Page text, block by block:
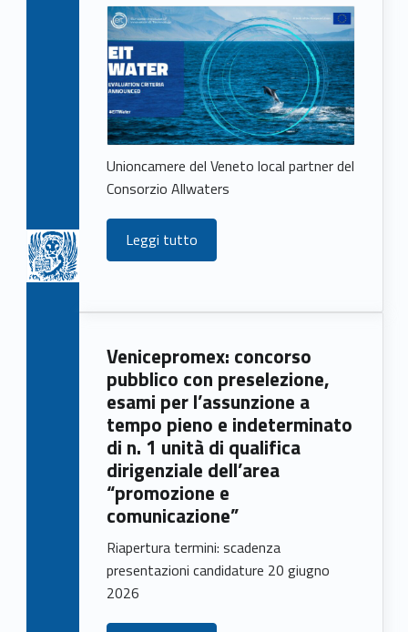
Unioncamere del Veneto local partner del
Consorzio Allwaters
Leggi tutto
Venicepromex: concorso
pubblico con preselezione,
esami per l’assunzione a
tempo pieno e indeterminato
di n. 1 unità di qualifica
dirigenziale dell’area
“promozione e
comunicazione”
Riapertura termini: scadenza
presentazioni candidature 20 giugno
2026